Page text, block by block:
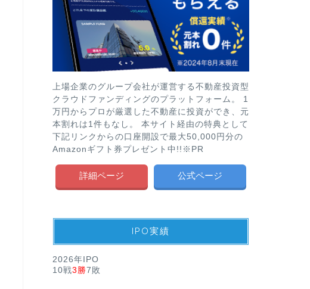
上場企業のグループ会社が運営する不動産投資型
クラウドファンディングのプラットフォーム。 1
万円からプロが厳選した不動産に投資ができ、元
本割れは1件もなし。 本サイト経由の特典として
下記リンクからの口座開設で最大50,000円分の
Amazonギフト券プレゼント中!!※PR
詳細ページ 公式ページ
IPO実績
2026年IPO
10戦3勝7敗